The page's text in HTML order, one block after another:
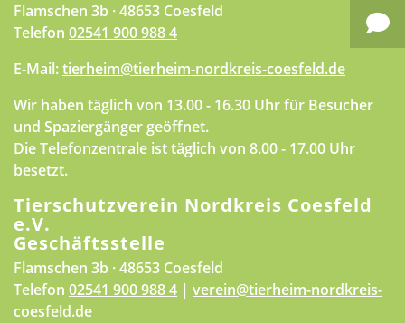
Flamschen 3b · 48653 Coesfeld
Telefon 02541 900 988 4
E-Mail:tierheim@tierheim-nordkreis-coesfeld.de
Wir haben täglich von 13.00 - 16.30 Uhr für Besucher
und Spaziergänger geöffnet.
Die Telefonzentrale ist täglich von 8.00 - 17.00 Uhr
besetzt.
Tierschutzverein Nordkreis Coesfeld
e.V.
Geschäftsstelle
Flamschen 3b · 48653 Coesfeld
Telefon 02541 900 988 4 | verein@tierheim-nordkreis-
coesfeld.de